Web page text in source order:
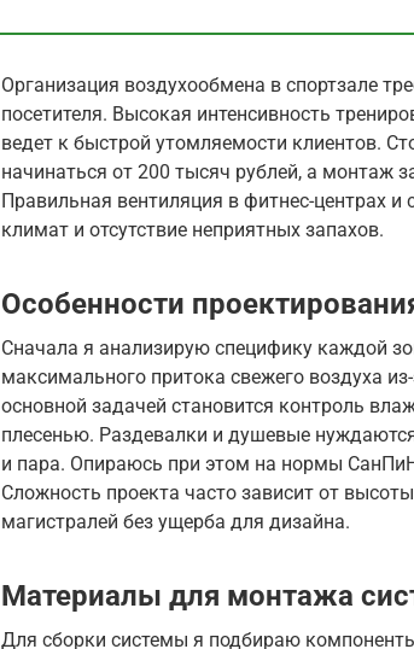
Организация воздухообмена в спортзале
посетителя. Высокая интенсивность
ведет к быстрой утомляемости клиентов.
начинаться от 200 тысяч рублей, а монтаж
Правильная вентиляция в фитнес-центрах и
климат и отсутствие неприятных запахов.
Особенности
Сначала я анализирую специфику каждой
максимального притока свежего воздуха
основной задачей становится контроль
плесенью. Раздевалки и душевые
и пара. Опираюсь при этом на нормы
Сложность проекта часто зависит от
магистралей без ущерба для дизайна.
Материалы для монтажа
Для сборки системы я подбираю